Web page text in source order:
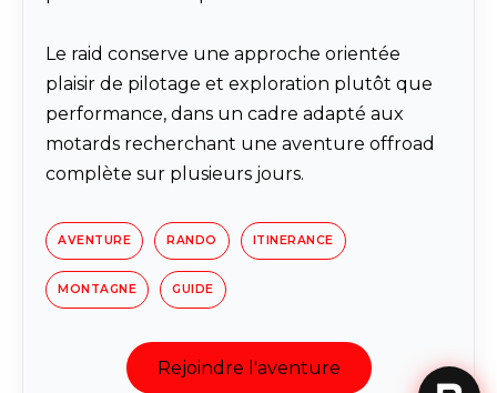
Le raid conserve une approche orientée
plaisir de pilotage et exploration plutôt que
performance, dans un cadre adapté aux
motards recherchant une aventure offroad
complète sur plusieurs jours.
AVENTURE RANDO ITINERANCE
MONTAGNE GUIDE
Rejoindre l'aventure